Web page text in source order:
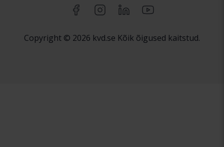
Copyright © 2026 kvd.se Kõik õigused kaitstud.